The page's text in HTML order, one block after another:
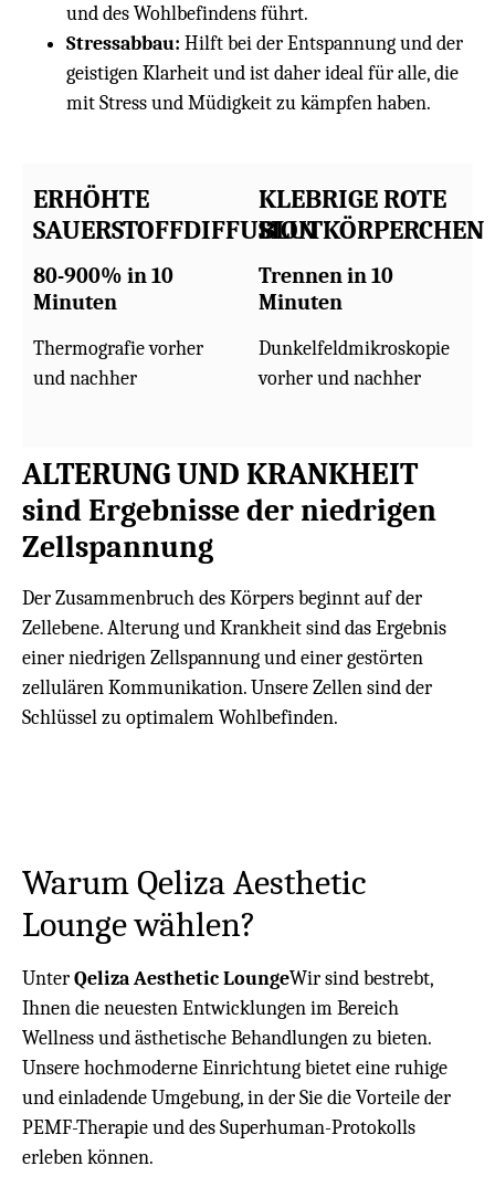
und des Wohlbefindens führt.
Stressabbau: Hilft bei der Entspannung und der
geistigen Klarheit und ist daher ideal für alle, die
mit Stress und Müdigkeit zu kämpfen haben.
ERHÖHTE
SAUERSTOFFDIFFUSION
80-900% in 10
Minuten
Thermografie vorher
und nachher
KLEBRIGE ROTE
BLUTKÖRPERCHEN
Trennen in 10
Minuten
Dunkelfeldmikroskopie
vorher und nachher
ALTERUNG UND KRANKHEIT
sind Ergebnisse der niedrigen
Zellspannung
Der Zusammenbruch des Körpers beginnt auf der
Zellebene. Alterung und Krankheit sind das Ergebnis
einer niedrigen Zellspannung und einer gestörten
zellulären Kommunikation. Unsere Zellen sind der
Schlüssel zu optimalem Wohlbefinden.
Warum Qeliza Aesthetic
Lounge wählen?
UnterQeliza Aesthetic LoungeWir sind bestrebt,
Ihnen die neuesten Entwicklungen im Bereich
Wellness und ästhetische Behandlungen zu bieten.
Unsere hochmoderne Einrichtung bietet eine ruhige
und einladende Umgebung, in der Sie die Vorteile der
PEMF-Therapie und des Superhuman-Protokolls
erleben können.